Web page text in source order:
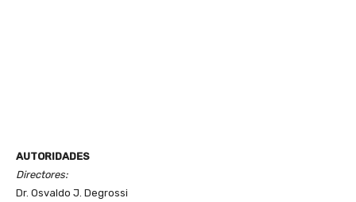
AUTORIDADES
Directores:
Dr. Osvaldo J. Degrossi